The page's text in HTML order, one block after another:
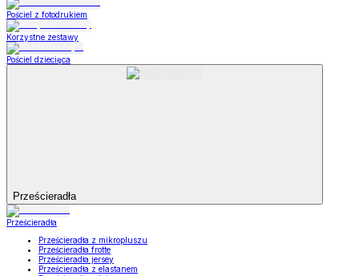
Pościel z fotodrukiem
Korzystne zestawy
Pościel dziecięca
Prześcieradła
Prześcieradła
Prześcieradła z mikropluszu
Prześcieradła frotte
Prześcieradła jersey
Prześcieradła z elastanem